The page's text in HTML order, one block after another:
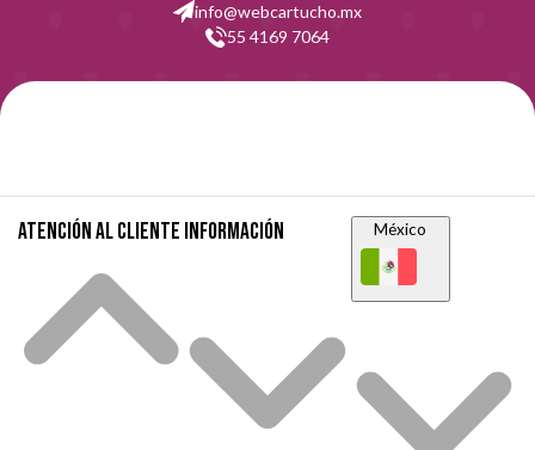
info@webcartucho.mx
55 4169 7064
Atención al cliente Información México